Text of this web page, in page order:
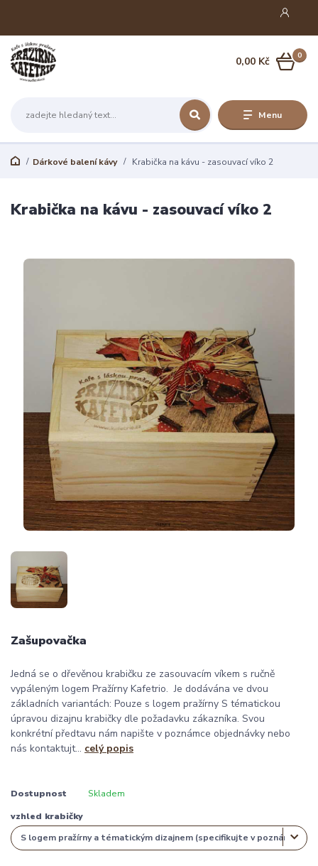
Menu
0
0,00 Kč
Dárkové balení kávy Krabička na kávu - zasouvací víko 2
Krabička na kávu - zasouvací víko 2
Zašupovačka
Jedná se o dřevěnou krabičku ze zasouvacím víkem s ručně
vypáleným logem Pražírny Kafetrio. Je dodávána ve dvou
základních variantách: Pouze s logem pražírny S tématickou
úpravou dizajnu krabičky dle požadavku zákazníka. Svou
konkrétní předtavu nám napište v poznámce objednávky nebo
nás kontaktujt... celý popis
Dostupnost Skladem
vzhled krabičky